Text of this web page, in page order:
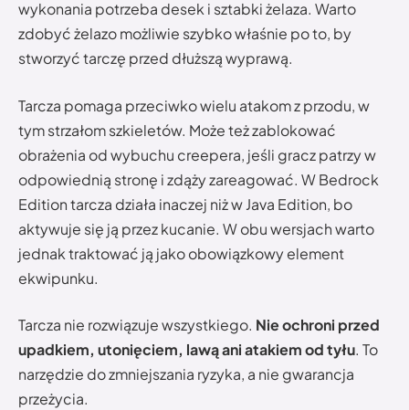
wykonania potrzeba desek i sztabki żelaza. Warto
zdobyć żelazo możliwie szybko właśnie po to, by
stworzyć tarczę przed dłuższą wyprawą.
Tarcza pomaga przeciwko wielu atakom z przodu, w
tym strzałom szkieletów. Może też zablokować
obrażenia od wybuchu creepera, jeśli gracz patrzy w
odpowiednią stronę i zdąży zareagować. W Bedrock
Edition tarcza działa inaczej niż w Java Edition, bo
aktywuje się ją przez kucanie. W obu wersjach warto
jednak traktować ją jako obowiązkowy element
ekwipunku.
Tarcza nie rozwiązuje wszystkiego. Nie ochroni przed
upadkiem, utonięciem, lawą ani atakiem od tyłu. To
narzędzie do zmniejszania ryzyka, a nie gwarancja
przeżycia.